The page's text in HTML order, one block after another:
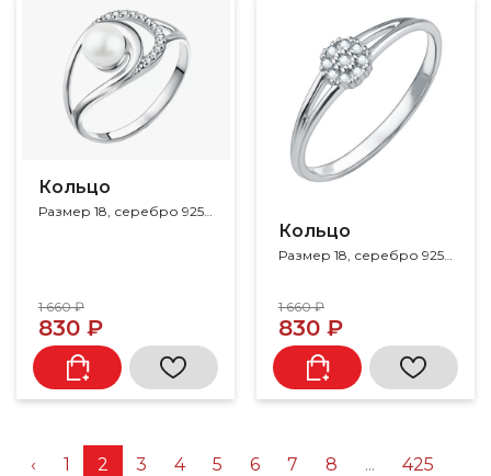
Кольцо
Размер 18, серебро 925, жемчуг, фианит
1 660 ₽
830 ₽
Кольцо
Размер 18, серебро 925, фианит
1 660 ₽
830 ₽
‹ 1 2 3 4 5 6 7 8 ...
425